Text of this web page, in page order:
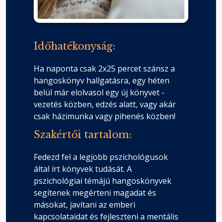
Időhatékonyság:
Ha naponta csak 2x25 percet szánsz a
hangoskönyv hallgatásra, egy héten
belül már elolvasol egy új könyvet -
vezetés közben, edzés alatt, vagy akár
csak házimunka vagy pihenés közben!
Szakértői tartalom:
Fedezd fel a legjobb pszichológusok
által írt könyvek tudását. A
pszichológiai témájú hangoskönyvek
segítenek megérteni magadat és
másokat, javítani az emberi
kapcsolataidat és fejleszteni a mentális